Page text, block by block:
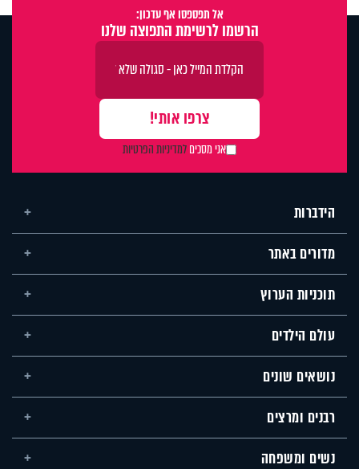
אל תפספסו אף עדכון:
הרשמו לרשימת התפוצה שלנו
אני מסכיםלמדיניות הפרטיות
הידברות
מדורים באתר
תוכניות הערוץ
עולם הילדים
נושאים שונים
רבנים ומרצים
נשים ומשפחה